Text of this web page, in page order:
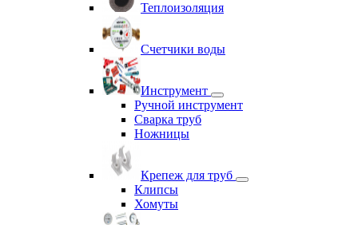
Теплоизоляция
Счетчики воды
Инструмент
Ручной инструмент
Сварка труб
Ножницы
Крепеж для труб
Клипсы
Хомуты